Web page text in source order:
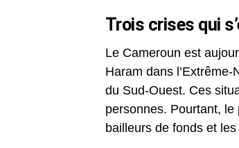
Trois crises qui
Le Cameroun est
Haram dans
du Sud-Ouest. Ces
personnes. Pourtant,
bailleurs de fonds et